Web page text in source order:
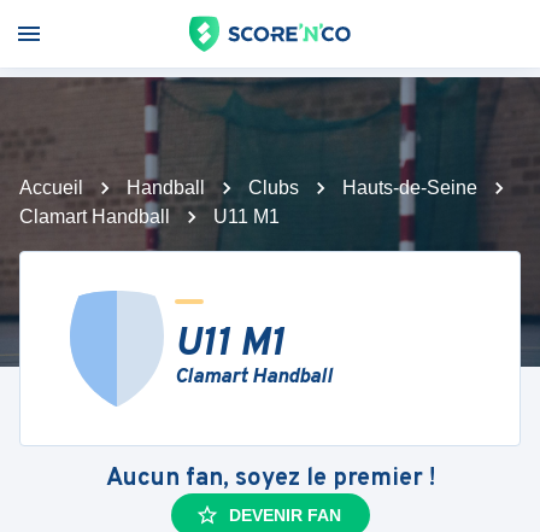
Accueil Handball Clubs
Hauts-de-Seine
Clamart Handball
U11 M1
U11 M1
Clamart Handball
Aucun fan, soyez le premier !
DEVENIR FAN